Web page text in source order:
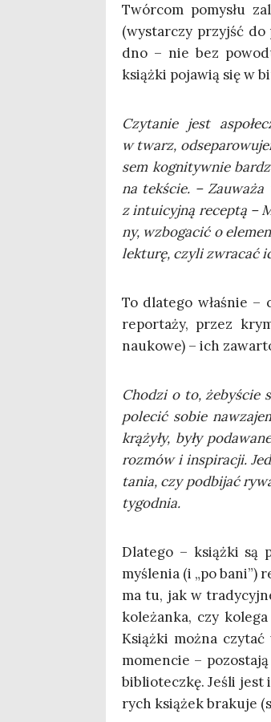
Twór­com pomy­słu
(wystar­czy przyjść
dno – nie bez
książ­ki poja­wią się w
Czy­ta­nie jest
w twarz,
sem kogni­tyw­nie
na tek­ście. –
z intu­icyj­ną recep­tą –
ny, wzbo­ga­cić o
lek­tu­rę, czy­li zwra­cać
To dla­te­go wła­śnie
repor­ta­ży, przez
nauko­we) – ich
Cho­dzi o to, żeby­ście
pole­cić sobie
krą­ży­ły, były
roz­mów i inspi­ra­cji.
ta­nia, czy pod­bi­jać
tygodnia.
Dla­te­go – książ­ki są
myśle­nia (i „po bani”)
ma tu, jak w
kole­żan­ka, czy
Książ­ki moż­na
momen­cie –
biblio­tecz­kę. Jeśli
rych ksią­żek bra­ku­je